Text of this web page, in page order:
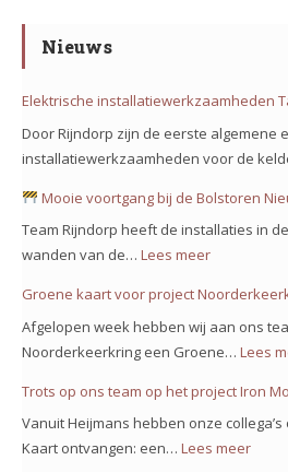
Nieuws
Elektrische installatiewerkzaamheden
Door Rijndorp zijn de eerste algemene
installatiewerkzaamheden voor de
Mooie voortgang bij de Bolstoren
Team Rijndorp heeft de installaties in
wanden van de… Lees meer:
voortgang
bij
de
Bolstoren
Nieuw
Groene kaart voor project
Afgelopen week hebben wij aan ons
Noorderkeerkring een Groene… Lees
Trots op ons team op het project Iron
Vanuit Heijmans hebben onze
Kaart ontvangen: een… Lees meer: